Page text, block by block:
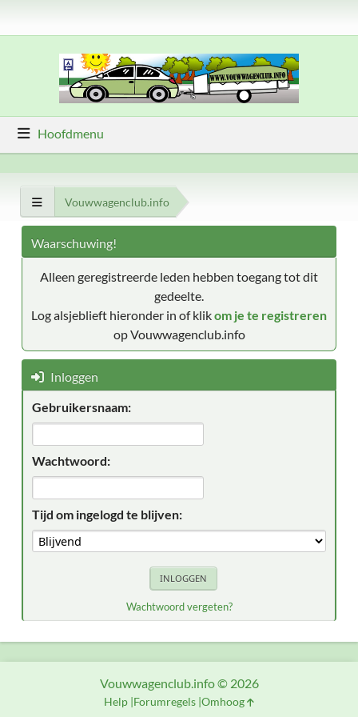
Hoofdmenu
Vouwwagenclub.info
Waarschuwing!
Alleen geregistreerde leden hebben toegang tot dit
gedeelte.
Log alsjeblieft hieronder in of klikom je te registreren
op Vouwwagenclub.info
Inloggen
Gebruikersnaam:
Wachtwoord:
Tijd om ingelogd te blijven:
Wachtwoord vergeten?
Vouwwagenclub.info © 2026
Help Forumregels Omhoog